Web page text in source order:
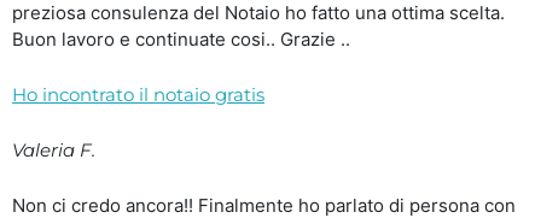
preziosa consulenza del Notaio ho fatto una ottima scelta.
Buon lavoro e continuate cosi.. Grazie ..
Ho incontrato il notaio gratis
Valeria F.
Non ci credo ancora!! Finalmente ho parlato di persona con